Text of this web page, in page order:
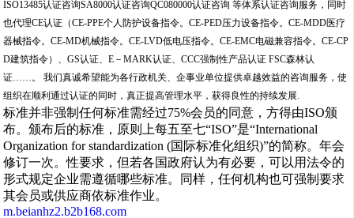
ISO13485认证咨询SA8000认证咨询QC080000认证咨询 等体系认证咨询服务，同时
也代理CE认证（CE-PPE个人防护设备指令。CE-PED压力设备指令。CE-MDD医疗
器械指令。CE-MD机械指令。CE-LVD低电压指令。CE-EMC电磁兼容指令。CE-CP
D建筑指令）、GS认证、E－MARK认证、CCC强制性产品认证 FSC森林认
证……。 我们真诚希望能为各行政机关、企事业单位提供卓越效益的咨询服务，使
组织在顺利通过认证的同时，真正提高管理水平，获得良性的持续发展.
标准并非强制任何标准需经过75%会员的同意，方得由ISO颁
布。颁布后的标准，原则上每五至七“ISO”是“International
Organization for standardization (国际标准化组织)”的简称。年会
修订一次。性要求，但若各国政府认为有必要，可以用法令的
形式规定企业需遵循哪些标准。同样，任何机构也可强制要求
其会员或供应商依标准作业。
m.beianhz2.b2b168.com